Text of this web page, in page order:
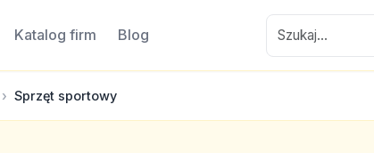
Katalog firm Blog
Sprzęt sportowy